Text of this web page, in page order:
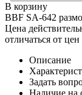
В корзину
BBF SA-642
Цена
отличаться от
Описание
Задать
Наличие на